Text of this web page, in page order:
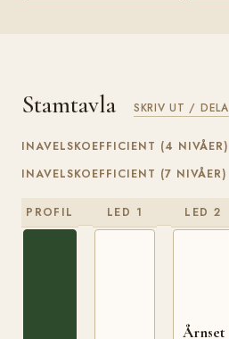
Stamtavla SKRIV UT / DELA
INAVELSKOEFFICIENT (4 NIVÅER)
INAVELSKOEFFICIENT (7 NIVÅER)
PROFIL LED 1 LED 2
Årnseth